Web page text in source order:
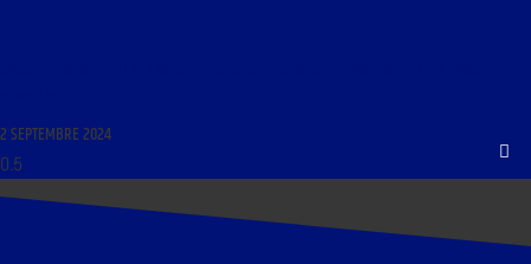
2 SEPTEMBRE 2024